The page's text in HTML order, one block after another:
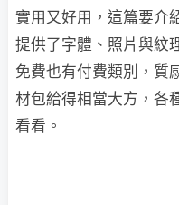
實用又好用，這篇要介
提供了字體、照片與紋
免費也有付費類別，質
材包給得相當大方，各
看看。